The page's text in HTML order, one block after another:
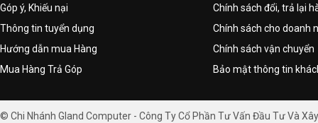
Góp ý, Khiếu nại
Thông tin tuyển dụng
Hướng dẫn mua Hàng
Mua Hàng Trả Góp
Chính sách đổi, trả lại
Chính sách cho doanh
Chính sách vận chuyển
Bảo mật thông tin
© Chi Nhánh Gland Computer - Công Ty Cổ Phần Tư Vấn Đầu Tư Và